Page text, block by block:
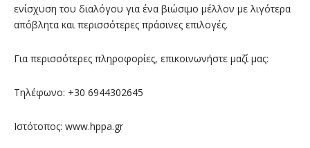
ενίσχυση του διαλόγου για ένα βιώσιμο μέλλον με λιγότερα
απόβλητα και περισσότερες πράσινες επιλογές.
Για περισσότερες πληροφορίες, επικοινωνήστε μαζί μας:
Τηλέφωνο: +30 6944302645
Ιστότοπος: www.hppa.gr